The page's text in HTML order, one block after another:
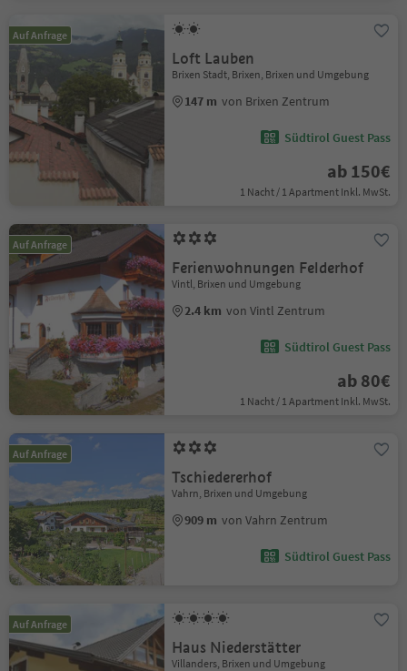
Auf Anfrage
Loft Lauben
Brixen Stadt, Brixen, Brixen und Umgebung
147 m von Brixen Zentrum
Südtirol Guest Pass
ab 150€
1 Nacht / 1 Apartment Inkl. MwSt.
Auf Anfrage
Ferienwohnungen Felderhof
Vintl, Brixen und Umgebung
2.4 km von Vintl Zentrum
Südtirol Guest Pass
ab 80€
1 Nacht / 1 Apartment Inkl. MwSt.
Auf Anfrage
Tschiedererhof
Vahrn, Brixen und Umgebung
909 m von Vahrn Zentrum
Südtirol Guest Pass
Auf Anfrage
Haus Niederstätter
Villanders, Brixen und Umgebung